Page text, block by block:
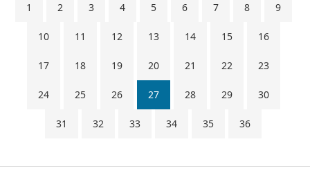
1 2 3 4 5 6 7 8 9
10 11 12 13 14 15 16
17 18 19 20 21 22 23
24 25 26 27 28 29 30
31 32 33 34 35 36